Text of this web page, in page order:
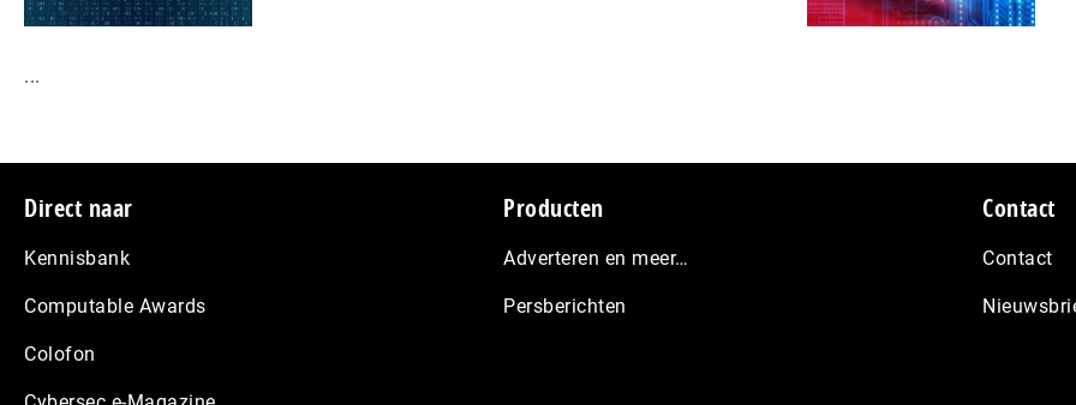
...
Footer
Direct naar
Kennisbank
Computable Awards
Colofon
Producten
Adverteren en meer…
Persberichten
Contact
Contact